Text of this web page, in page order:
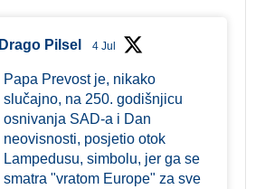
Drago Pilsel 4 Jul
Papa Prevost je, nikako
slučajno, na 250. godišnjicu
osnivanja SAD-a i Dan
neovisnosti, posjetio otok
Lampedusu, simbolu, jer ga se
smatra "vratom Europe" za sve